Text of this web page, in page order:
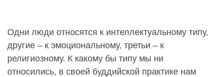
Одни люди относятся к интеллектуальному типу,
другие – к эмоциональному, третьи – к
религиозному. К какому бы типу мы ни
относились, в своей буддийской практике нам